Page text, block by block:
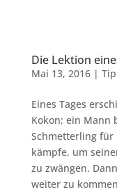
Die Lektion
Mai 13, 2016|
Eines Tages
Kokon; ein Mann
Schmetterling für
kämpfe, um
zu zwängen.
weiter zu